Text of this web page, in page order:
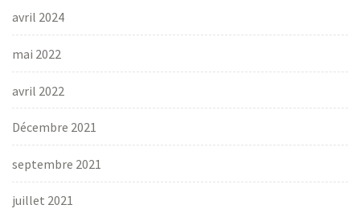
avril 2024
mai 2022
avril 2022
Décembre 2021
septembre 2021
juillet 2021